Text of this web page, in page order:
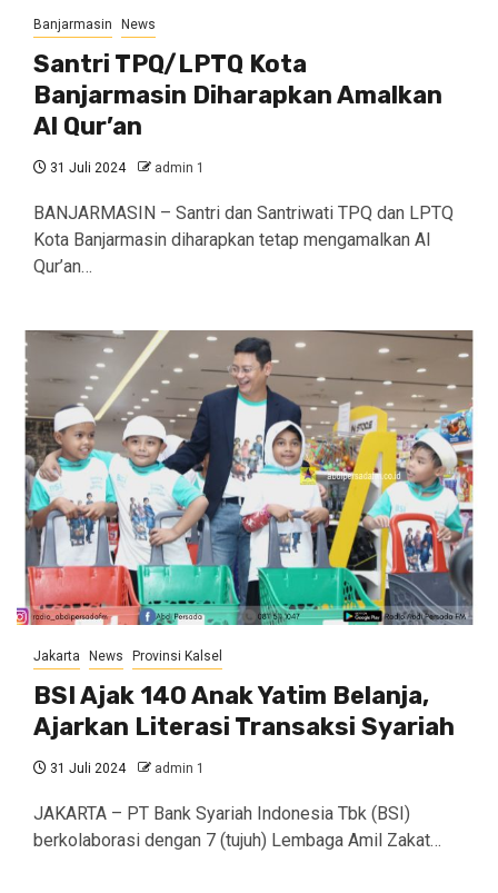
Banjarmasin News
Santri TPQ/LPTQ Kota
Banjarmasin Diharapkan Amalkan
Al Qur’an
31 Juli 2024 admin 1
BANJARMASIN – Santri dan Santriwati TPQ dan LPTQ
Kota Banjarmasin diharapkan tetap mengamalkan Al
Qur’an…
Jakarta News Provinsi Kalsel
BSI Ajak 140 Anak Yatim Belanja,
Ajarkan Literasi Transaksi Syariah
31 Juli 2024 admin 1
JAKARTA – PT Bank Syariah Indonesia Tbk (BSI)
berkolaborasi dengan 7 (tujuh) Lembaga Amil Zakat…